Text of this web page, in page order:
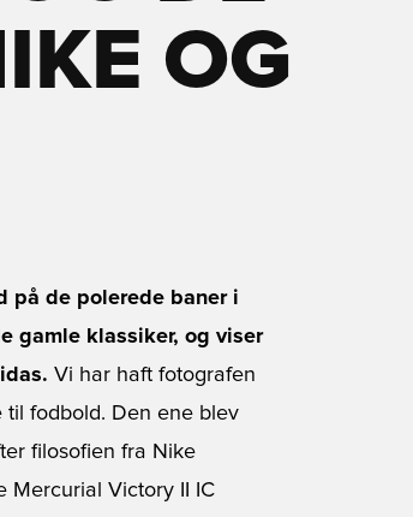
OG
på de polerede baner i
gamle klassiker, og viser
Vi har haft fotografen
fodbold. Den ene blev
filosofien fra Nike
Mercurial Victory II IC